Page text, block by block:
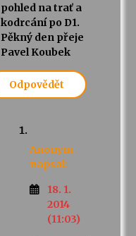
pohled na trať a
kodrcání po D1.
Pěkný den přeje
Pavel Koubek
Odpovědět
Anonym
napsal:
18. 1.
2014
(11:03)